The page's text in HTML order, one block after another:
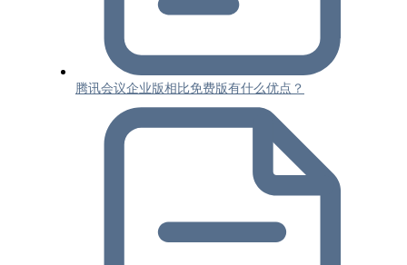
腾讯会议企业版相比免费版有什么优点？